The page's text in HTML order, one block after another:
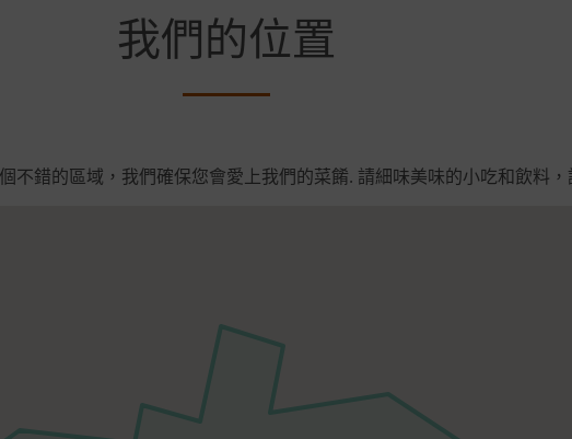
我們的位置
錯的區域，我們確保您會愛上我們的菜餚. 請細味美味的小吃和飲料，